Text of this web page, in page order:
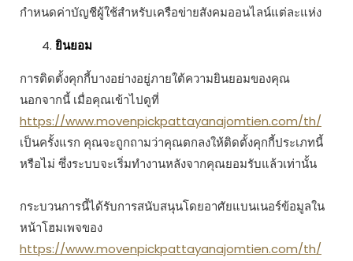
กำหนดค่าบัญชีผู้ใช้สำหรับเครือข่ายสังคมออนไลน์แต่ละแห่ง
ยินยอม
การติดตั้งคุกกี้บางอย่างอยู่ภายใต้ความยินยอมของคุณ
นอกจากนี้ เมื่อคุณเข้าไปดูที่
https://www.movenpickpattayanajomtien.com/th/
เป็นครั้งแรก คุณจะถูกถามว่าคุณตกลงให้ติดตั้งคุกกี้ประเภทนี้
หรือไม่ ซึ่งระบบจะเริ่มทำงานหลังจากคุณยอมรับแล้วเท่านั้น
กระบวนการนี้ได้รับการสนับสนุนโดยอาศัยแบนเนอร์ข้อมูลใน
หน้าโฮมเพจของ
https://www.movenpickpattayanajomtien.com/th/